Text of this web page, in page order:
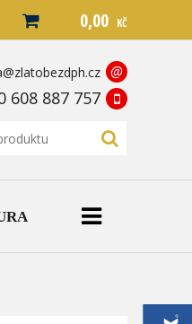
0,00 KČ
@
608 887 757